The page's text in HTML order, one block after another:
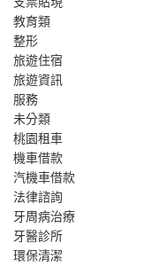
教育類
整形
旅遊住宿
旅遊資訊
服務
未分類
桃園租車
機車借款
汽機車借款
法律諮詢
牙周病治療
牙醫診所
環保清潔